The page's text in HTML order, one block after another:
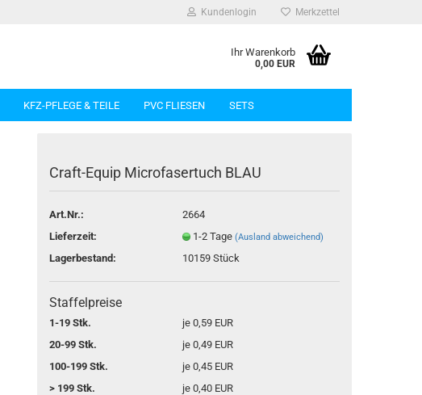
Kundenlogin
Konto erstellen
Passwort vergessen?
Merkzettel
Ihr Warenkorb
0,00 EUR
KFZ-PFLEGE & TEILE PVC FLIESEN SETS
Craft-Equip Microfasertuch BLAU
Art.Nr.:
2664
Lieferzeit:
1-2 Tage (Ausland abweichend)
Lagerbestand: 10159 Stück
Staffelpreise
1-19 Stk.
je 0,59 EUR
20-99 Stk.
je 0,49 EUR
100-199 Stk.
je 0,45 EUR
> 199 Stk.
je 0,40 EUR